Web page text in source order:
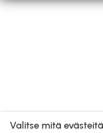
Valitse mitä